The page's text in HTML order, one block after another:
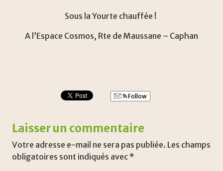
Sous la Yourte chauffée !
A l’Espace Cosmos, Rte de Maussane – Caphan
Follow
Laisser un commentaire
Votre adresse e-mail ne sera pas publiée. Les champs
obligatoires sont indiqués avec *